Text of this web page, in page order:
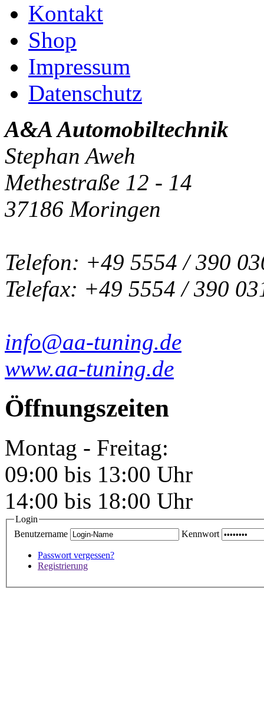
Kontakt
Shop
Impressum
Datenschutz
A&A Automobiltechnik
Stephan Aweh
Methestraße 12 - 14
37186 Moringen
Telefon: +49 5554 / 390
Telefax: +49 5554 / 390
info@aa-tuning.de
www.aa-tuning.de
Öffnungszeiten
Montag - Freitag:
09:00 bis 13:00 Uhr
14:00 bis 18:00 Uhr
Login
Benutzername
Kennwort
Passwort vergessen?
Registrierung